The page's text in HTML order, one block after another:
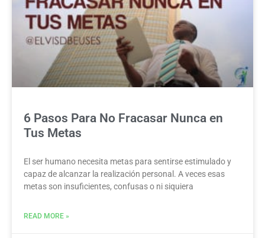
6 Pasos Para No Fracasar Nunca en
Tus Metas
El ser humano necesita metas para sentirse estimulado y
capaz de alcanzar la realización personal. A veces esas
metas son insuficientes, confusas o ni siquiera
READ MORE »